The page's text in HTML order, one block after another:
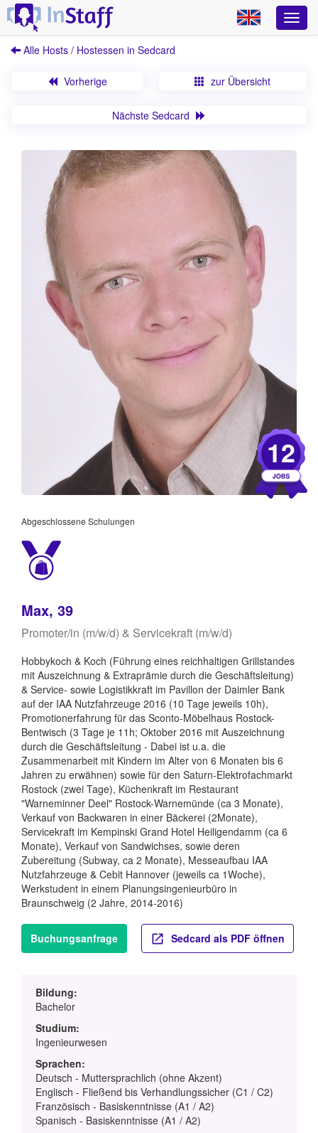
Alle Hosts / Hostessen in Sedcard
Vorherige zur Übersicht
Nächste Sedcard
12
Abgeschlossene Schulungen
Max, 39
Promoter/in (m/w/d) & Servicekraft (m/w/d)
Hobbykoch & Koch (Führung eines reichhaltigen Grillstandes
mit Auszeichnung & Extraprämie durch die Geschäftsleitung)
& Service- sowie Logistikkraft im Pavillon der Daimler Bank
auf der IAA Nutzfahrzeuge 2016 (10 Tage jeweils 10h),
Promotionerfahrung für das Sconto-Möbelhaus Rostock-
Bentwisch (3 Tage je 11h; Oktober 2016 mit Auszeichnung
durch die Geschäftsleitung - Dabei ist u.a. die
Zusammenarbeit mit Kindern im Alter von 6 Monaten bis 6
Jahren zu erwähnen) sowie für den Saturn-Elektrofachmarkt
Rostock (zwei Tage), Küchenkraft im Restaurant
"Warneminner Deel" Rostock-Warnemünde (ca 3 Monate),
Verkauf von Backwaren in einer Bäckerei (2Monate),
Servicekraft im Kempinski Grand Hotel Heiligendamm (ca 6
Monate), Verkauf von Sandwichses, sowie deren
Zubereitung (Subway, ca 2 Monate), Messeaufbau IAA
Nutzfahrzeuge & Cebit Hannover (jeweils ca 1Woche),
Werkstudent in einem Planungsingenieurbüro in
Braunschweig (2 Jahre, 2014-2016)
Buchungsanfrage Sedcard als PDF öffnen
Bildung:
Bachelor
Studium:
Ingenieurwesen
Sprachen:
Deutsch - Muttersprachlich (ohne Akzent)
Englisch - Fließend bis Verhandlungssicher (C1 / C2)
Französisch - Basiskenntnisse (A1 / A2)
Spanisch - Basiskenntnisse (A1 / A2)